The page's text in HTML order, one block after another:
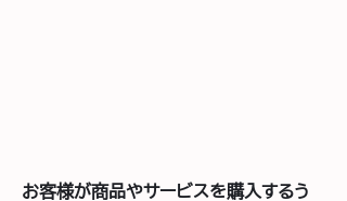
お客様が商品やサービスを購入するう